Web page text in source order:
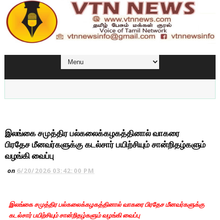
இலங்கை சமுத்திர பல்கலைக்கழகத்தினால் வாகரை
பிரதேச மீனவர்களுக்கு கடல்சார் பயிற்சியும் சான்றிதழ்களும்
வழங்கி வைப்பு
on 6/20/2026 03:42:00 PM
இலங்கை சமுத்திர பல்கலைக்கழகத்தினால் வாகரை பிரதேச மீனவர்களுக்கு
கடல்சார் பயிற்சியும் சான்றிதழ்களும் வழங்கி வைப்பு